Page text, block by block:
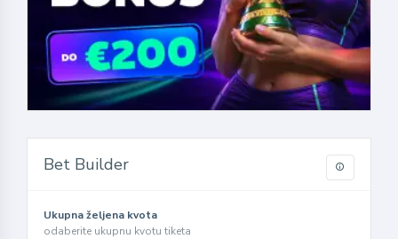
Bet Builder
Ukupna željena kvota
odaberite ukupnu kvotu tiketa